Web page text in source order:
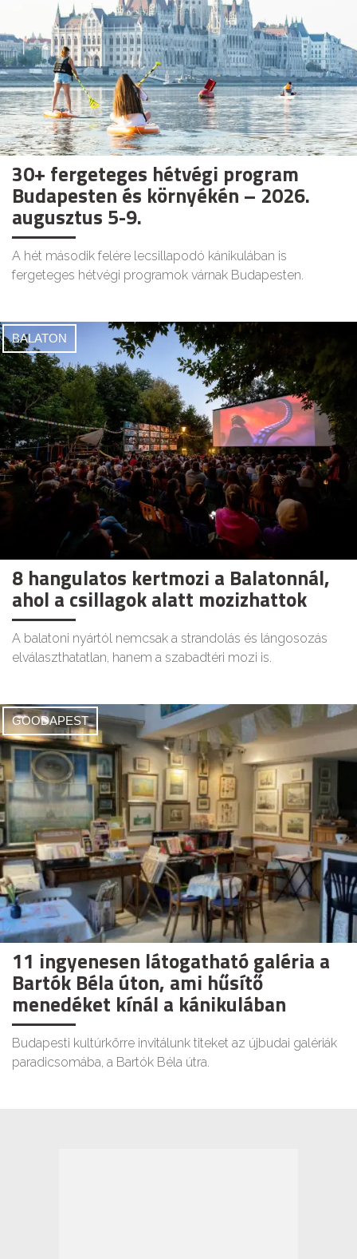
30+ fergeteges hétvégi program
Budapesten és környékén – 2026.
augusztus 5-9.
A hét második felére lecsillapodó kánikulában is
fergeteges hétvégi programok várnak Budapesten.
BALATON
8 hangulatos kertmozi a Balatonnál,
ahol a csillagok alatt mozizhattok
A balatoni nyártól nemcsak a strandolás és lángosozás
elválaszthatatlan, hanem a szabadtéri mozi is.
GOODAPEST
11 ingyenesen látogatható galéria a
Bartók Béla úton, ami hűsítő
menedéket kínál a kánikulában
Budapesti kultúrkörre invitálunk titeket az újbudai galériák
paradicsomába, a Bartók Béla útra.